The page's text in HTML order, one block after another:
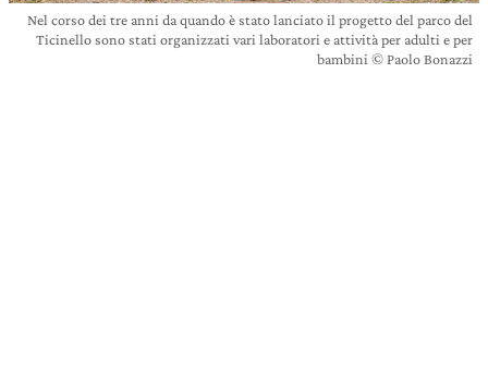
Nel corso dei tre anni da quando è stato lanciato il progetto del parco del
Ticinello sono stati organizzati vari laboratori e attività per adulti e per
bambini © Paolo Bonazzi